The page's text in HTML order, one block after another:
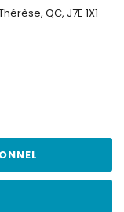
QC, J7E 1X1